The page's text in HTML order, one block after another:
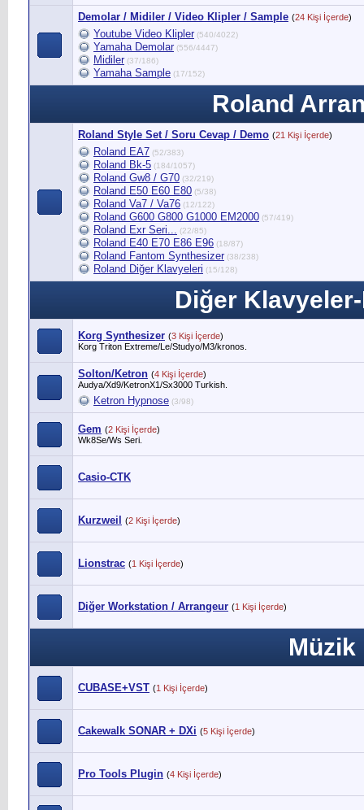
Demolar / Midiler / Video Klipler / Sample (24 Kişi İçerde)
Youtube Video Klipler (540/4022)
Yamaha Demolar (556/4447)
Midiler (37/186)
Yamaha Sample (17/152)
Roland
Roland Style Set / Soru Cevap / Demo (21 Kişi İçerde)
Roland EA7 (52/383)
Roland Bk-5 (184/1057)
Roland Gw8 / G70 (32/219)
Roland E50 E60 E80 (5/38)
Roland Va7 / Va76 (12/122)
Roland G600 G800 G1000 EM2000 (57/419)
Roland Exr Seri... (22/85)
Roland E40 E70 E86 E96 (18/87)
Roland Fantom Synthesizer (38/238)
Roland Diğer Klavyeleri (15/128)
Diğer
Korg Synthesizer (3 Kişi İçerde)
Korg Triton Extreme/Le/Studyo/M3/kronos.
Solton/Ketron (4 Kişi İçerde)
Audya/Xd9/KetronX1/Sx3000 Turkish.
Ketron Hypnose (3/98)
Gem (2 Kişi İçerde)
Wk8Se/Ws Seri.
Casio-CTK
Kurzweil (2 Kişi İçerde)
Lionstrac (1 Kişi İçerde)
Diğer Workstation / Arrangeur (1 Kişi İçerde)
Müzik
CUBASE+VST (1 Kişi İçerde)
Cakewalk SONAR + DXi (5 Kişi İçerde)
Pro Tools Plugin (4 Kişi İçerde)